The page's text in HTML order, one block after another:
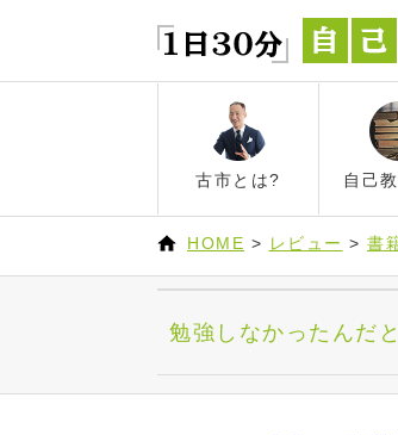
古市とは? 自己
HOME > レビュー > 書
勉強しなかったんだ